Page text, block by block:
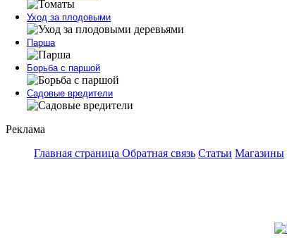
Уход за плодовыми
Парша
Борьба с паршой
Садовые вредители
Реклама
Главная страница Обратная связь Статьи Магазины